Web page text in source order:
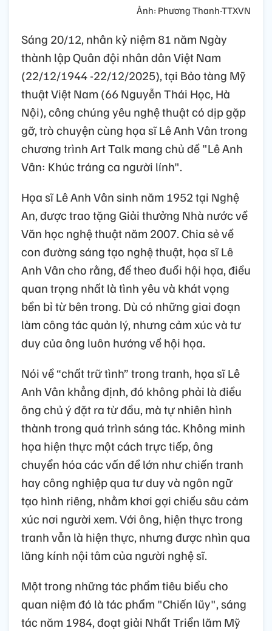
Ảnh: Phương Thanh-TTXVN
Sáng 20/12, nhân kỷ niệm 81 năm Ngày
thành lập Quân đội nhân dân Việt Nam
(22/12/1944 -22/12/2025), tại Bảo tàng Mỹ
thuật Việt Nam (66 Nguyễn Thái Học, Hà
Nội), công chúng yêu nghệ thuật có dịp gặp
gỡ, trò chuyện cùng họa sĩ Lê Anh Vân trong
chương trình Art Talk mang chủ đề "Lê Anh
Vân: Khúc tráng ca người lính".
Họa sĩ Lê Anh Vân sinh năm 1952 tại Nghệ
An, được trao tặng Giải thưởng Nhà nước về
Văn học nghệ thuật năm 2007. Chia sẻ về
con đường sáng tạo nghệ thuật, họa sĩ Lê
Anh Vân cho rằng, để theo đuổi hội họa, điều
quan trọng nhất là tình yêu và khát vọng
bền bỉ từ bên trong. Dù có những giai đoạn
làm công tác quản lý, nhưng cảm xúc và tư
duy của ông luôn hướng về hội họa.
Nói về “chất trữ tình” trong tranh, họa sĩ Lê
Anh Vân khẳng định, đó không phải là điều
ông chủ ý đặt ra từ đầu, mà tự nhiên hình
thành trong quá trình sáng tác. Không minh
họa hiện thực một cách trực tiếp, ông
chuyển hóa các vấn đề lớn như chiến tranh
hay công nghiệp qua tư duy và ngôn ngữ
tạo hình riêng, nhằm khơi gợi chiều sâu cảm
xúc nơi người xem. Với ông, hiện thực trong
tranh vẫn là hiện thực, nhưng được nhìn qua
lăng kính nội tâm của người nghệ sĩ.
Một trong những tác phẩm tiêu biểu cho
quan niệm đó là tác phẩm "Chiến lũy", sáng
tác năm 1984, đoạt giải Nhất Triển lãm Mỹ